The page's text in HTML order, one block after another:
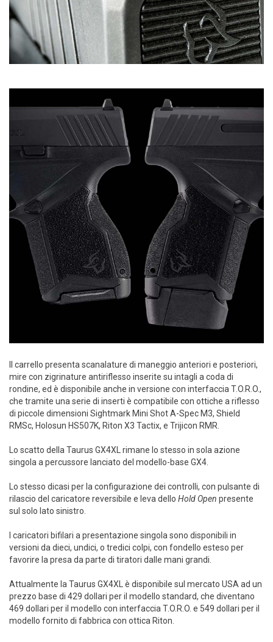
Il carrello presenta scanalature di maneggio anteriori e posteriori,
mire con zigrinature antiriflesso inserite su intagli a coda di
rondine, ed è disponibile anche in versione con interfaccia T.O.R.O.,
che tramite una serie di inserti è compatibile con ottiche a riflesso
di piccole dimensioni Sightmark Mini Shot A-Spec M3, Shield
RMSc, Holosun HS507K, Riton X3 Tactix, e Trijicon RMR.
Lo scatto della Taurus GX4XL rimane lo stesso in sola azione
singola a percussore lanciato del modello-base GX4.
Lo stesso dicasi per la configurazione dei controlli, con pulsante di
rilascio del caricatore reversibile e leva dello Hold Open presente
sul solo lato sinistro.
I caricatori bifilari a presentazione singola sono disponibili in
versioni da dieci, undici, o tredici colpi, con fondello esteso per
favorire la presa da parte di tiratori dalle mani grandi.
Attualmente la Taurus GX4XL è disponibile sul mercato USA ad un
prezzo base di 429 dollari per il modello standard, che diventano
469 dollari per il modello con interfaccia T.O.R.O. e 549 dollari per il
modello fornito di fabbrica con ottica Riton.